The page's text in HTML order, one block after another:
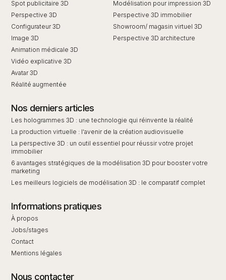
Spot publicitaire 3D
Perspective 3D
Configurateur 3D
Image 3D
Animation médicale 3D
Vidéo explicative 3D
Avatar 3D
Réalité augmentée
Modélisation pour impression 3D
Perspective 3D immobilier
Showroom/ magasin virtuel 3D
Perspective 3D architecture
Nos derniers articles
Les hologrammes 3D : une technologie qui réinvente la réalité
La production virtuelle : l'avenir de la création audiovisuelle
La perspective 3D : un outil essentiel pour réussir votre projet
immobilier
6 avantages stratégiques de la modélisation 3D pour booster votre
marketing
Les meilleurs logiciels de modélisation 3D : le comparatif complet
Informations pratiques
À propos
Jobs/stages
Contact
Mentions légales
Nous contacter